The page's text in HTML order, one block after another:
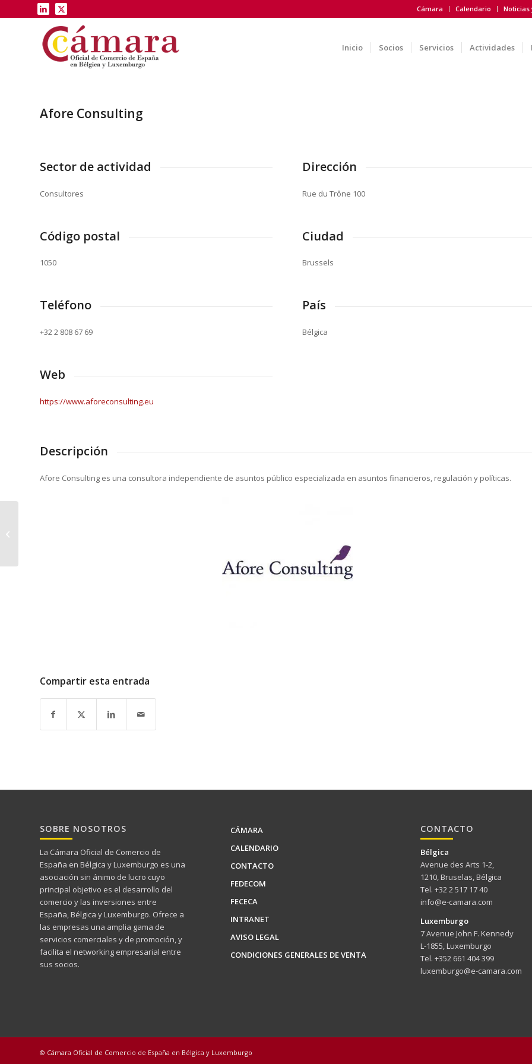
Cámara Calendario Noticias
Inicio Socios Servicios Actividades
Afore Consulting
Sector de actividad
Consultores
Código postal
1050
Teléfono
+32 2 808 67 69
Web
https://www.aforeconsulting.eu
Dirección
Rue du Trône 100
Ciudad
Brussels
País
Bélgica
Descripción
Afore Consulting es una consultora independiente de asuntos público especializada en asuntos financieros, regulación y políticas.
Compartir esta entrada
SOBRE NOSOTROS
La Cámara Oficial de Comercio de
España en Bélgica y Luxemburgo es una
asociación sin ánimo de lucro cuyo
principal objetivo es el desarrollo del
comercio y las inversiones entre
España, Bélgica y Luxemburgo. Ofrece a
las empresas una amplia gama de
servicios comerciales y de promoción, y
facilita el networking empresarial entre
sus socios.
CÁMARA
CALENDARIO
CONTACTO
FEDECOM
FECECA
INTRANET
AVISO LEGAL
CONDICIONES GENERALES DE VENTA
CONTACTO
Bélgica
Avenue des Arts 1-2,
1210, Bruselas, Bélgica
Tel. +32 2 517 17 40
info@e-camara.com
Luxemburgo
7 Avenue John F. Kennedy
L-1855, Luxemburgo
Tel. +352 661 404 399
luxemburgo@e-camara.com
© Cámara Oficial de Comercio de España en Bélgica y Luxemburgo